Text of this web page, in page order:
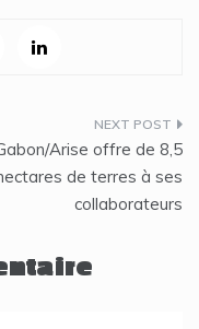
Arise offre de 8,5
de terres à ses
collaborateurs